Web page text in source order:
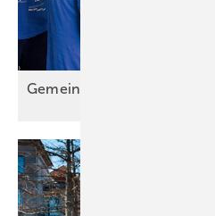
Gemein sam wachsen: Das